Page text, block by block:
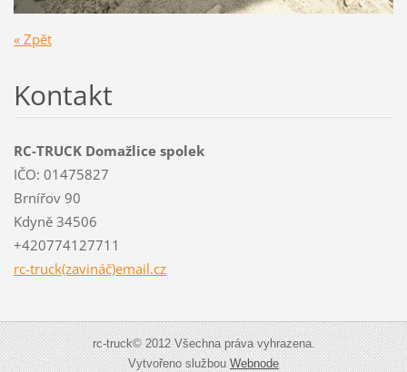
« Zpět
Kontakt
RC-TRUCK Domažlice spolek
IČO: 01475827
Brnířov 90
Kdyně 34506
+420774127711
rc-truck(zavináč)email.cz
rc-truck© 2012 Všechna práva vyhrazena.
Vytvořeno službouWebnode